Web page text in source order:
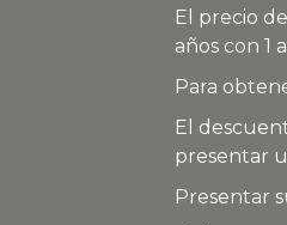
El precio
años con 1
Para
El
presentar
Presentar